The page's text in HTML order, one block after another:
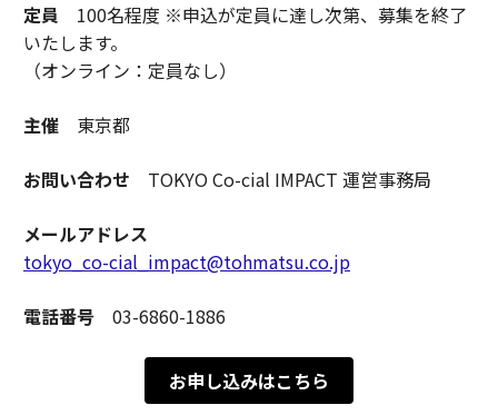
定員 100名程度 ※申込が定員に達し次第、募集を終了
いたします。
（オンライン：定員なし）
主催東京都
お問い合わせ TOKYO Co-cial IMPACT 運営事務局
メールアドレス
tokyo_co-cial_impact@tohmatsu.co.jp
電話番号 03-6860-1886
お申し込みはこちら